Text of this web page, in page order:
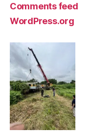
Comments feed
WordPress.org